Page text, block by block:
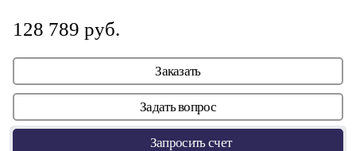
128 789 руб.
Заказать
Задать вопрос
Запросить счет